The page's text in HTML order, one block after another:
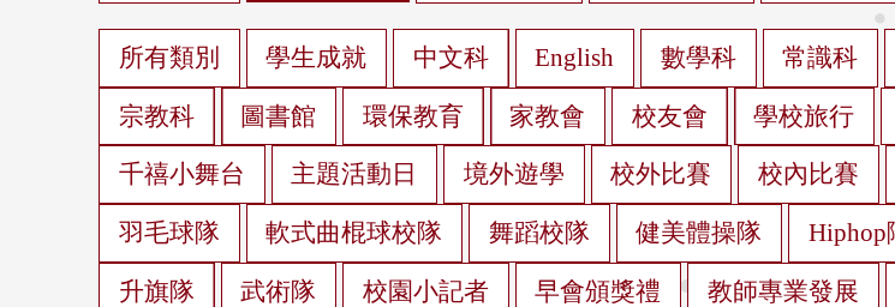
所有類別 學生成就 中文科 English 數學科 常識科
宗教科 圖書館 環保教育 家教會 校友會 學校旅行
千禧小舞台 主題活動日 境外遊學 校外比賽 校內比賽
羽毛球隊 軟式曲棍球校隊 舞蹈校隊 健美體操隊 Hiphop
升旗隊 武術隊 校園小記者 早會頒獎禮 教師專業發展